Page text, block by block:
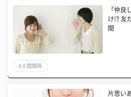
「仲良
け!? 友
間
#人間関係
片思い